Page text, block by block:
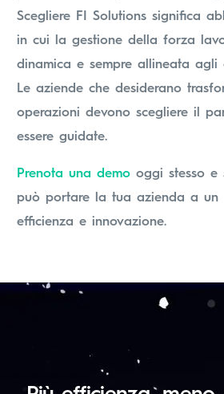
Scegliere FI Solutions significa
in cui la gestione della forza
dinamica e sempre allineata agli
Le aziende che desiderano
operazioni devono scegliere il
essere guidate.
Prenota una demo oggi stesso e
può portare la tua azienda a un
efficienza e innovazione.